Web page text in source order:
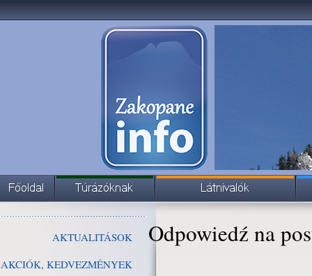
AKTUALITÁSOK
AKCIÓK, KEDVEZMÉNYEK
Odpowiedź na